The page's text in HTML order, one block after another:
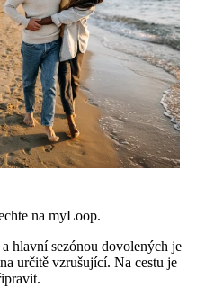
na myLoop.
hlavní sezónou dovolených je
určitě vzrušující. Na cestu je